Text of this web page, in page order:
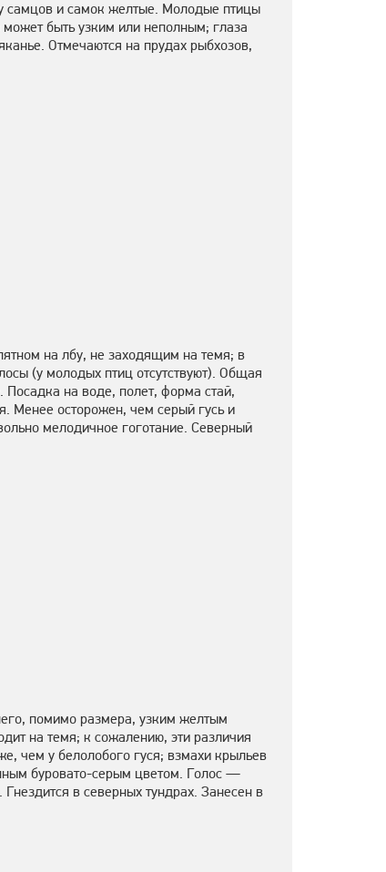
самцов и самок желтые. Молодые птицы
может быть узким или неполным; глаза
Отмечаются на прудах рыбхозов,
на лбу, не заходящим на темя; в
(у молодых птиц отсутствуют). Общая
на воде, полет, форма стай,
Менее осторожен, чем серый гусь и
мелодичное гоготание. Северный
помимо размера, узким желтым
на темя; к сожалению, эти различия
чем у белолобого гуся; взмахи крыльев
буровато-серым цветом. Голос —
в северных тундрах. Занесен в